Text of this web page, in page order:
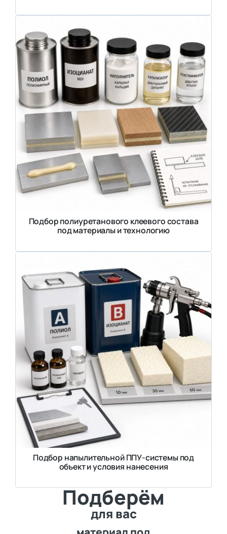
Подбор полиуретанового клеевого состава
под материалы и технологию
Подбор напылительной ППУ-системы под
объект и условия нанесения
Подберём
для вас